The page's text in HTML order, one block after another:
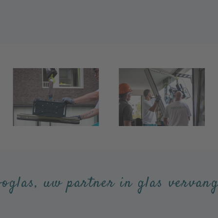
uw partner in glas